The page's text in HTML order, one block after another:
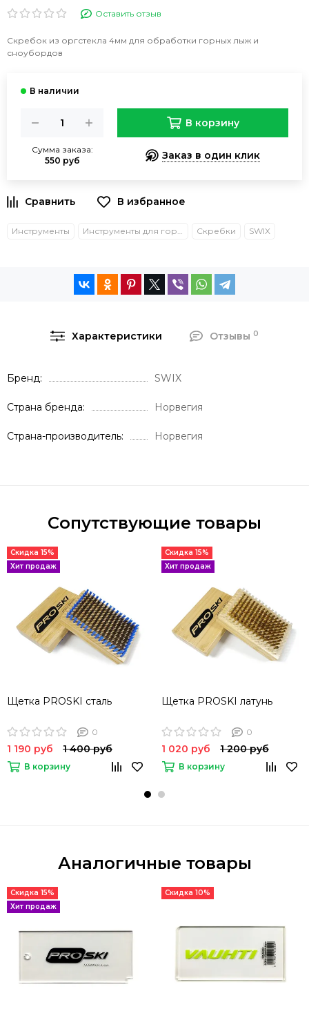
Оставить отзыв
Скребок из оргстекла 4мм для обработки горных лыж и
сноубордов
Сумма заказа:
550 руб
В корзину
Заказ в один клик
Инструменты Инструменты для горных лыж и сноуборда Скребки SWIX
Характеристики Отзывы 0
Бренд SWIX
Страна бренда Норвегия
Страна-производитель Норвегия
Сопутствующие товары
Скидка 15%
Хит продаж
Щетка PROSKI сталь
0
1 190 руб 1 400 руб
В корзину
Скидка 15%
Хит продаж
Щетка PROSKI латунь
0
1 020 руб 1 200 руб
В корзину
Аналогичные товары
Скидка 15%
Хит продаж
Скидка 10%